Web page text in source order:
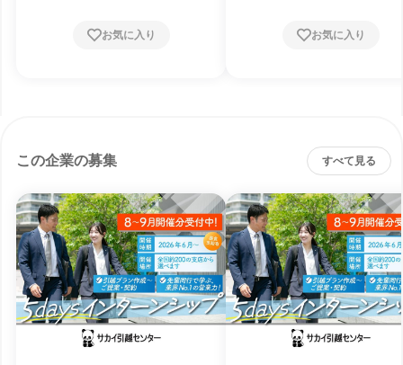
お気に入り お気に入り
この企業の募集 すべて見る